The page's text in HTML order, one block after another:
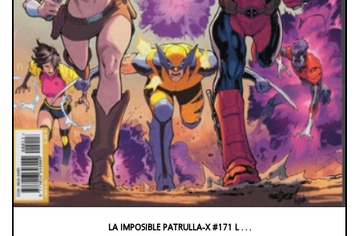
LA IMPOSIBLE PATRULLA-X #171 L . . .